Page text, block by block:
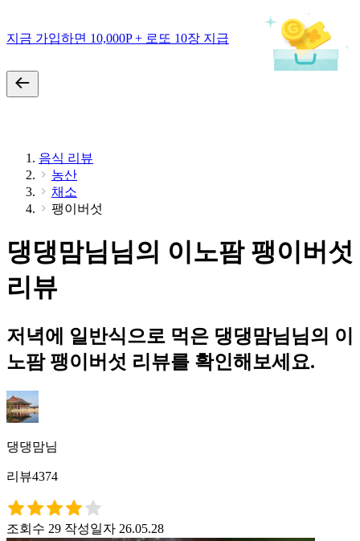
지금 가입하면 10,000P + 로또 10장 지급
음식 리뷰
농산
채소
팽이버섯
댕댕맘님님의 이노팜 팽이버섯
리뷰
저녁에 일반식으로 먹은 댕댕맘님님의 이
노팜 팽이버섯 리뷰를 확인해보세요.
댕댕맘님
리뷰4374
조회수 29 작성일자 26.05.28